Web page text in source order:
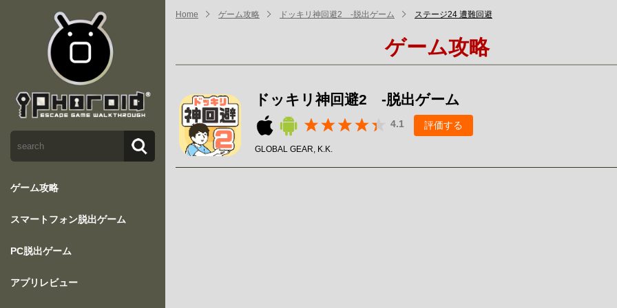
ゲーム攻略
スマートフォン脱出ゲーム
PC脱出ゲーム
アプリレビュー
Home ゲーム攻略 ドッキリ神回避2 -脱出ゲーム ステージ24 遭難回避
ゲーム攻略
ドッキリ神回避2 -脱出ゲーム
4.1 評価する
GLOBAL GEAR, K.K.